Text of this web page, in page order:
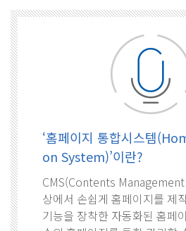
‘홈페이지 통합시스템
on System)’이란?
CMS(Contents
상에서 손쉽게 홈페이지를 제
기능을 장착한 자동화된 홈페